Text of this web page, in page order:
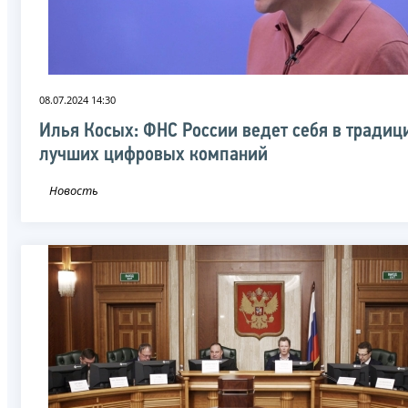
08.07.2024 14:30
Илья Косых: ФНС России ведет себя в
лучших цифровых компаний
Новость